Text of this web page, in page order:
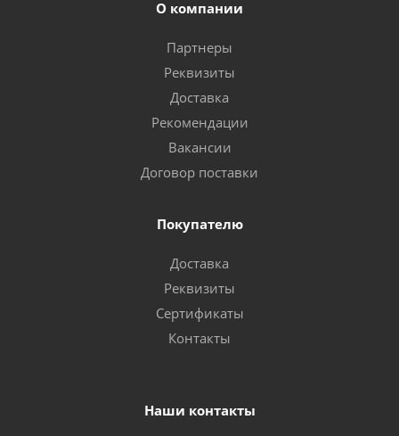
О компании
Партнеры
Реквизиты
Доставка
Рекомендации
Вакансии
Договор поставки
Покупателю
Доставка
Реквизиты
Сертификаты
Контакты
Наши контакты